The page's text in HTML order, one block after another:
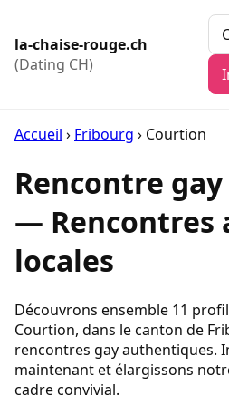
la-chaise-rouge.ch
(Dating CH)
Accueil › Fribourg › Courtion
Rencontre
— Rencontres
locales
Découvrons ensemble 11
Courtion, dans le canton de
rencontres gay authentiques.
maintenant et élargissons
cadre convivial.